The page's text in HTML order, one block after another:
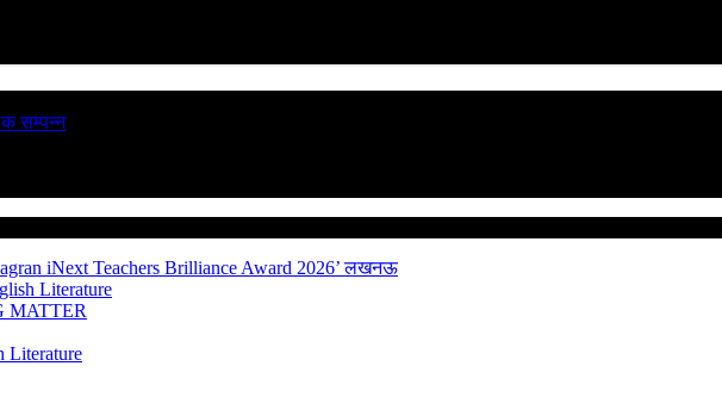
सम्पन्न
iNext Teachers Brilliance Award 2026’लखनऊ
Literature
MATTER
Literature